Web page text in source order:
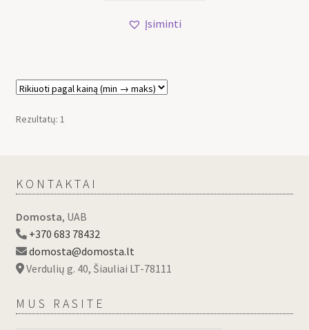
Įsiminti
Rezultatų: 1
KONTAKTAI
Domosta, UAB
+370 683 78432
domosta@domosta.lt
Verdulių g. 40, Šiauliai LT-78111
MUS RASITE